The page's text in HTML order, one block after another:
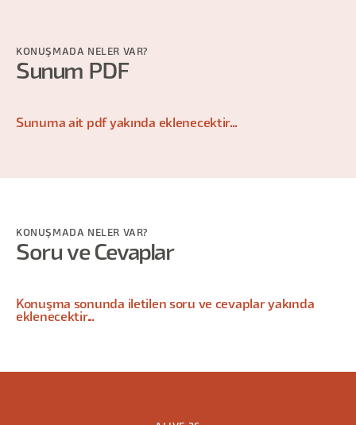
KONUŞMADA NELER VAR?
Sunum PDF
Sunuma ait pdf yakında eklenecektir...
KONUŞMADA NELER VAR?
Soru ve Cevaplar
Konuşma sonunda iletilen soru ve cevaplar yakında
eklenecektir...